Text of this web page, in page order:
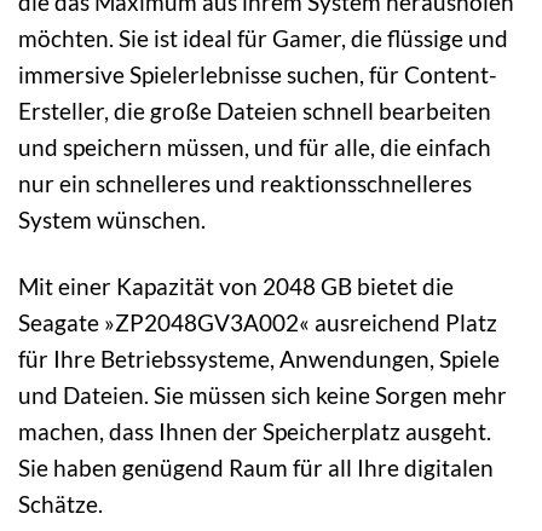
möchten. Sie ist ideal für Gamer, die flüssige und
immersive Spielerlebnisse suchen, für Content-
Ersteller, die große Dateien schnell bearbeiten
und speichern müssen, und für alle, die einfach
nur ein schnelleres und reaktionsschnelleres
System wünschen.
Mit einer Kapazität von 2048 GB bietet die
Seagate »ZP2048GV3A002« ausreichend Platz
für Ihre Betriebssysteme, Anwendungen, Spiele
und Dateien. Sie müssen sich keine Sorgen mehr
machen, dass Ihnen der Speicherplatz ausgeht.
Sie haben genügend Raum für all Ihre digitalen
Schätze.